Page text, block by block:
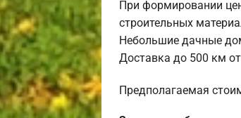
При формировании
строительных
Небольшие дачные
Доставка до 500 км
Предполагаемая